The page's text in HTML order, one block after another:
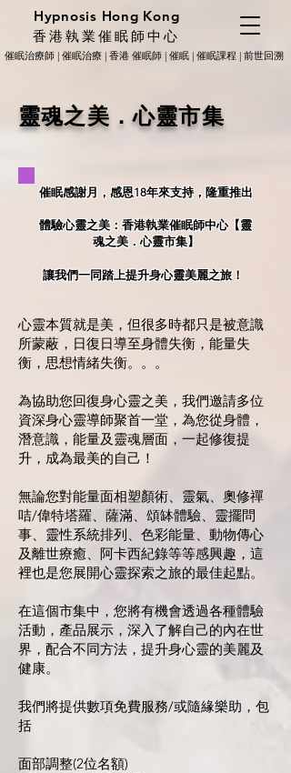
Hypnosis Hong Kong
香港執業催眠師中心
催眠治療師 | 催眠治療 | 香港 催眠師 | 催眠 | 催眠課程 | 前世回溯
靈魂之美．心靈市集
催眠感謝月，感恩18年來支持，隆重推出
體驗心靈之美：香港執業催眠師中心【靈
魂之美．心靈市集】
讓我們一同踏上提升身心靈美麗之旅！
心靈本質就是美，但很多時都只是被意識
所蒙蔽，日復日導至身體失衡，能量失
衡，思想情緒失衡。。。
為協助您回復身心靈之美，我們邀請多位
資深身心靈導師聚首一堂，為您從身體，
潛意識，能量及靈魂層面，一起修復提
升，成為最美的自己！
無論您對能量面相塑顏術、靈氣、奧修禪
咭/偉特塔羅、薩滿、頌缽體驗、靈擺問
事、靈性系統排列、色彩能量、動物傳心
及離世療癒、阿卡西紀錄等等感興趣，這
裡也是您展開心靈探索之旅的最佳起點。
在這個市集中，您將有機會透過各種體驗
活動，產品展示，深入了解自己的內在世
界，配合不同方法，提升身心靈的美麗及
健康。
我們將提供數項免費服務/或隨緣樂助，包
括
面部調整(2位名額)